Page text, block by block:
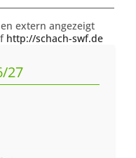
extern angezeigt
http://schach-swf.de
27